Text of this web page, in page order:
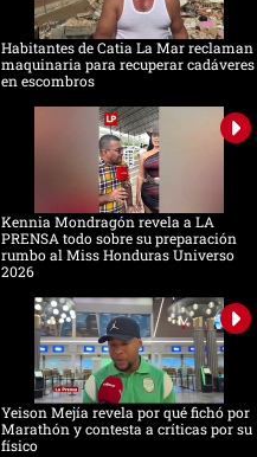
Habitantes de Catia La Mar reclaman
maquinaria para recuperar cadáveres
en escombros
Kennia Mondragón revela a LA
PRENSA todo sobre su preparación
rumbo al Miss Honduras Universo
2026
Yeison Mejía revela por qué fichó por
Marathón y contesta a críticas por su
físico